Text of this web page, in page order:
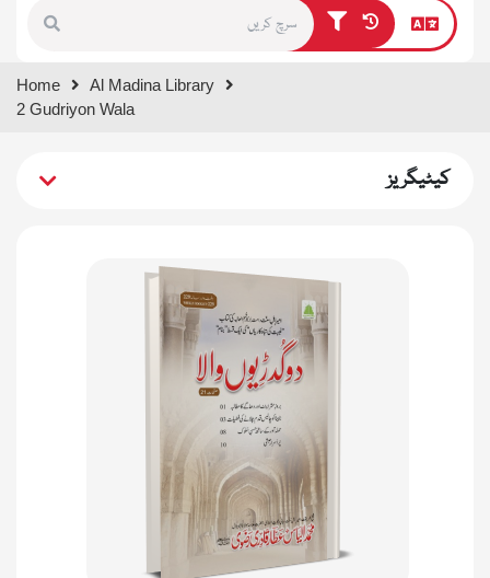
results.
Home
Al Madina Library
2 Gudriyon Wala
کیٹیگریز